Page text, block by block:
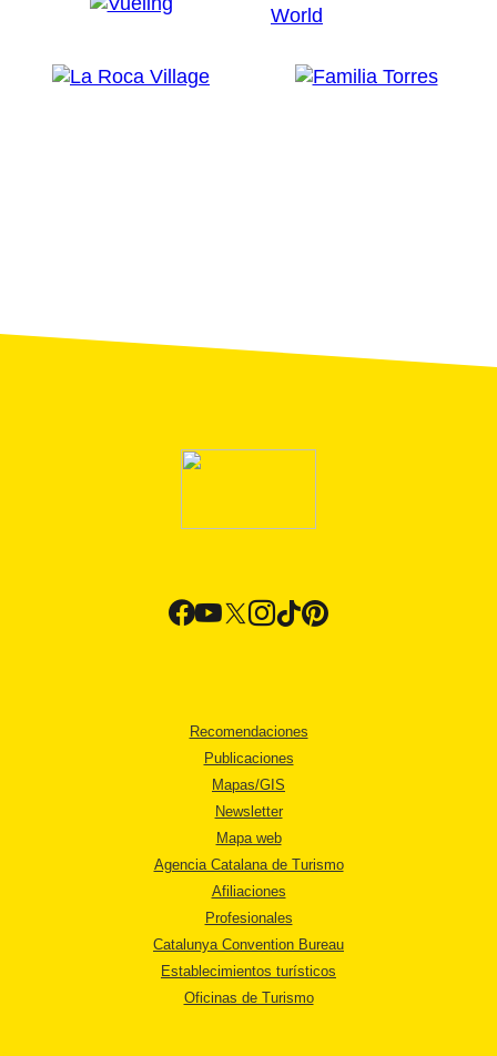
Recomendaciones
Publicaciones
Mapas/GIS
Newsletter
Mapa web
Agencia Catalana de Turismo
Afiliaciones
Profesionales
Catalunya Convention Bureau
Establecimientos turísticos
Oficinas de Turismo